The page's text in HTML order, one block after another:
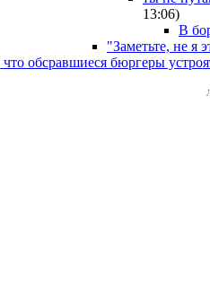
13:06)
В
"Заметьте, не я
обсравшиеся бюргеры